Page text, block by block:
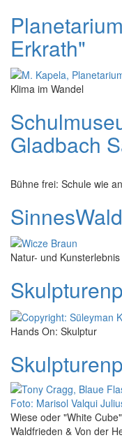
Erkrath"
Klima im Wandel
Gladbach
Bühne frei: Schule wie
SinnesWald
Natur- und
Hands On: Skulptur
Wiese oder "White
Waldfrieden & Von der